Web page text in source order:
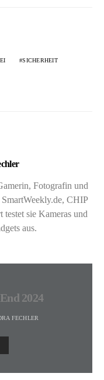
SICHERHEIT
Fotografin und
CHIP
sie Kameras und
aus.
2024
FECHLER